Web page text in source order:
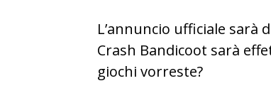
L’annuncio ufficiale sarà
Crash Bandicoot sarà
giochi vorreste?